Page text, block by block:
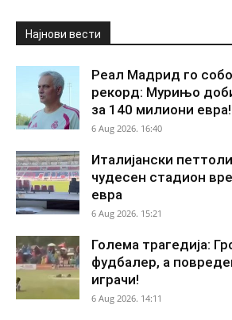
Најнови вести
Реал Мадрид го
рекорд: Мурињо
за 140 милиони евра!
6 Aug 2026. 16:40
Италијански
чудесен стадион
евра
6 Aug 2026. 15:21
Голема трагедија:
фудбалер, а
играчи!
6 Aug 2026. 14:11